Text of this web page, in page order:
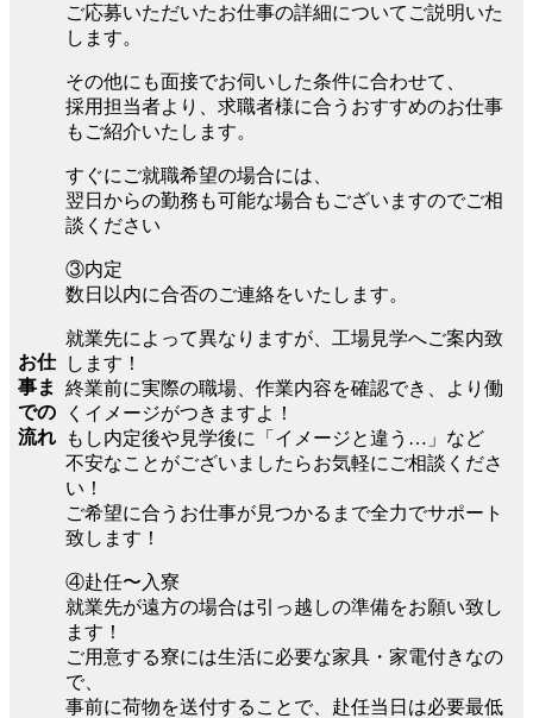
お仕
事ま
での
流れ
ご応募いただいたお仕事の詳細についてご説明いた
します。
その他にも面接でお伺いした条件に合わせて、
採用担当者より、求職者様に合うおすすめのお仕事
もご紹介いたします。
すぐにご就職希望の場合には、
翌日からの勤務も可能な場合もございますのでご相
談ください
③内定
数日以内に合否のご連絡をいたします。
就業先によって異なりますが、工場見学へご案内致
します！
終業前に実際の職場、作業内容を確認でき、より働
くイメージがつきますよ！
もし内定後や見学後に「イメージと違う…」など
不安なことがございましたらお気軽にご相談くださ
い！
ご希望に合うお仕事が見つかるまで全力でサポート
致します！
④赴任〜入寮
就業先が遠方の場合は引っ越しの準備をお願い致し
ます！
ご用意する寮には生活に必要な家具・家電付きなの
で、
事前に荷物を送付することで、赴任当日は必要最低